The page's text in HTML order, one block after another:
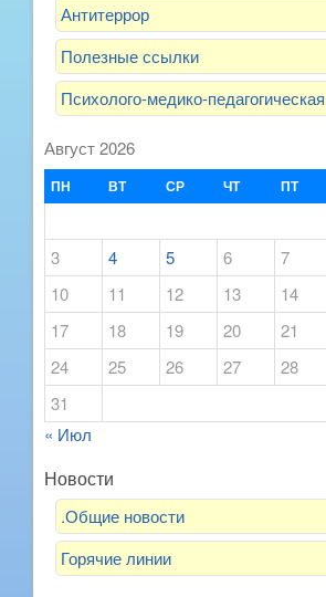
Антитеррор
Полезные ссылки
Психолого-медико-
Август 2026
ПН ВТ СР ЧТ ПТ
3
4 5 6 7
10
11 12 13 14
17
18 19 20 21
24
25 26 27 28
31
« Июл
Новости
.Общие новости
Горячие линии